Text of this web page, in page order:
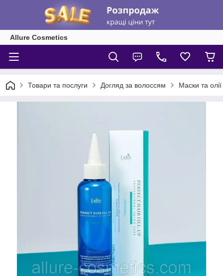
Allure Cosmetics
Товари та послуги Догляд за волоссям Маски та